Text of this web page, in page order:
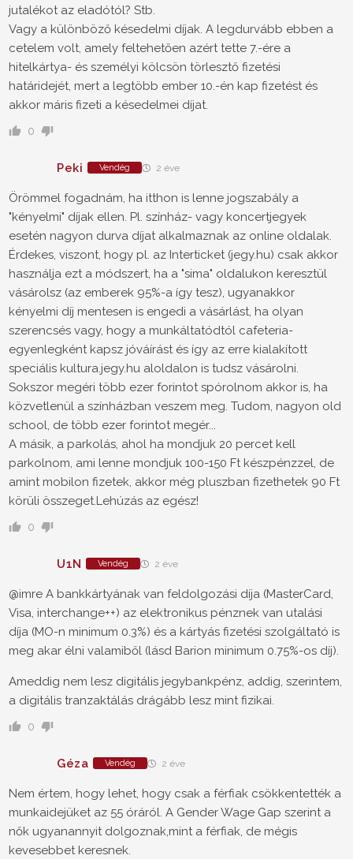
jutalékot az eladótól? Stb.
Vagy a különböző késedelmi díjak. A legdurvább ebben a
cetelem volt, amely feltehetően azért tette 7.-ére a
hitelkártya- és személyi kölcsön törlesztő fizetési
határidejét, mert a legtöbb ember 10.-én kap fizetést és
akkor máris fizeti a késedelmei díjat.
0
Peki Vendég 2 éve
Örömmel fogadnám, ha itthon is lenne jogszabály a
"kényelmi" díjak ellen. Pl. színház- vagy koncertjegyek
esetén nagyon durva díjat alkalmaznak az online oldalak.
Érdekes, viszont, hogy pl. az Interticket (jegy.hu) csak akkor
használja ezt a módszert, ha a "sima" oldalukon keresztül
vásárolsz (az emberek 95%-a így tesz), ugyanakkor
kényelmi díj mentesen is engedi a vásárlást, ha olyan
szerencsés vagy, hogy a munkáltatódtól cafeteria-
egyenlegként kapsz jóváírást és így az erre kialakított
speciális kultura.jegy.hu aloldalon is tudsz vásárolni.
Sokszor megéri több ezer forintot spórolnom akkor is, ha
közvetlenül a színházban veszem meg. Tudom, nagyon old
school, de több ezer forintot megér...
A másik, a parkolás, ahol ha mondjuk 20 percet kell
parkolnom, ami lenne mondjuk 100-150 Ft készpénzzel, de
amint mobilon fizetek, akkor még pluszban fizethetek 90 Ft
körüli összeget.Lehúzás az egész!
0
U1N Vendég 2 éve
@imre A bankkártyának van feldolgozási díja (MasterCard,
Visa, interchange++) az elektronikus pénznek van utalási
díja (MO-n minimum 0.3%) és a kártyás fizetési szolgáltató is
meg akar élni valamiből (lásd Barion minimum 0.75%-os díj).
Ameddig nem lesz digitális jegybankpénz, addig, szerintem,
a digitális tranzaktálás drágább lesz mint fizikai.
0
Géza Vendég 2 éve
Nem értem, hogy lehet, hogy csak a férfiak csökkentették a
munkaidejüket az 55 óráról. A Gender Wage Gap szerint a
nők ugyanannyit dolgoznak,mint a férfiak, de mégis
kevesebbet keresnek.